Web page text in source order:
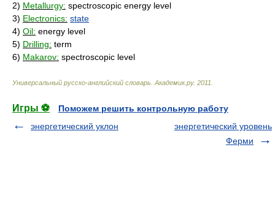
2) Metallurgy: spectroscopic energy level
3) Electronics: state
4) Oil: energy level
5) Drilling: term
6) Makarov: spectroscopic level
Универсальный русско-английский словарь Академик.ру. 2011
Игры ⚽
Поможем решить контрольную работу
энергетический уклон
энергетический уровень
Ферми